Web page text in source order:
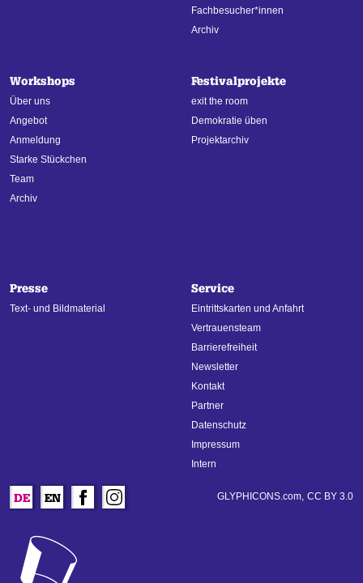
Fachbesucher*innen
Archiv
Workshops
Über uns
Angebot
Anmeldung
Starke Stückchen
Team
Archiv
Festivalprojekte
exit the room
Demokratie üben
Projektarchiv
Presse
Text- und Bildmaterial
Service
Eintrittskarten und Anfahrt
Vertrauensteam
Barrierefreiheit
Newsletter
Kontakt
Partner
Datenschutz
Impressum
Intern
GLYPHICONS.com, CC BY 3.0
DE EN